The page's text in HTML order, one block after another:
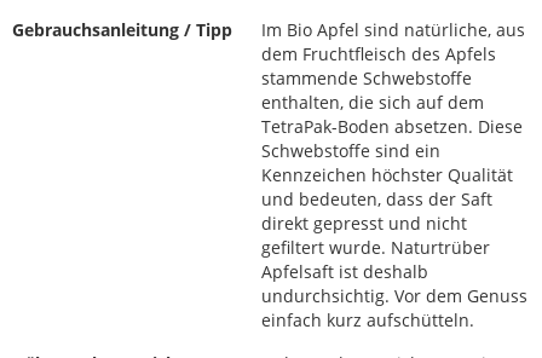
Gebrauchsanleitung / Tipp
Im Bio Apfel sind natürliche, aus
dem Fruchtfleisch des Apfels
stammende Schwebstoffe
enthalten, die sich auf dem
TetraPak-Boden absetzen. Diese
Schwebstoffe sind ein
Kennzeichen höchster Qualität
und bedeuten, dass der Saft
direkt gepresst und nicht
gefiltert wurde. Naturtrüber
Apfelsaft ist deshalb
undurchsichtig. Vor dem Genuss
einfach kurz aufschütteln.